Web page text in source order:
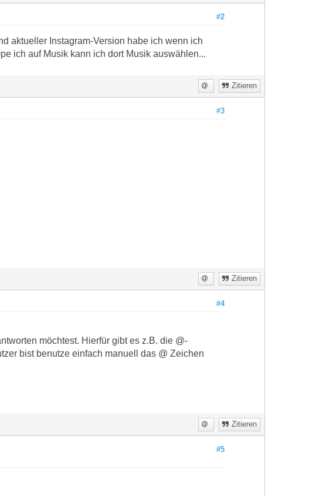
#2
aktueller Instagram-Version habe ich wenn ich
ich auf Musik kann ich dort Musik auswählen...
Zitieren
#3
Zitieren
#4
möchtest. Hierfür gibt es z.B. die @-
bist benutze einfach manuell das @ Zeichen
Zitieren
#5